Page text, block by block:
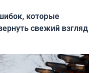
которые
свежий взгляд